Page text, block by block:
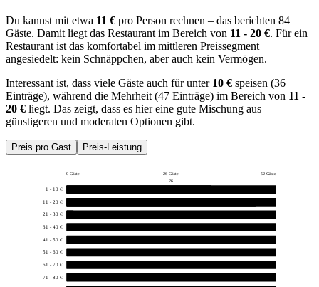
Du kannst mit etwa 11 € pro Person rechnen – das berichten 84
Gäste. Damit liegt das Restaurant im Bereich von 11 - 20 €. Für ein
Restaurant ist das komfortabel im mittleren Preissegment
angesiedelt: kein Schnäppchen, aber auch kein Vermögen.
Interessant ist, dass viele Gäste auch für unter 10 € speisen (36
Einträge), während die Mehrheit (47 Einträge) im Bereich von 11 -
20 € liegt. Das zeigt, dass es hier eine gute Mischung aus
günstigeren und moderaten Optionen gibt.
Preis pro Gast Preis-Leistung
0 Gäste 26 Gäste
52 Gäste
26
1 - 10 €
11 - 20 €
21 - 30 €
31 - 40 €
41 - 50 €
51 - 60 €
61 - 70 €
71 - 80 €